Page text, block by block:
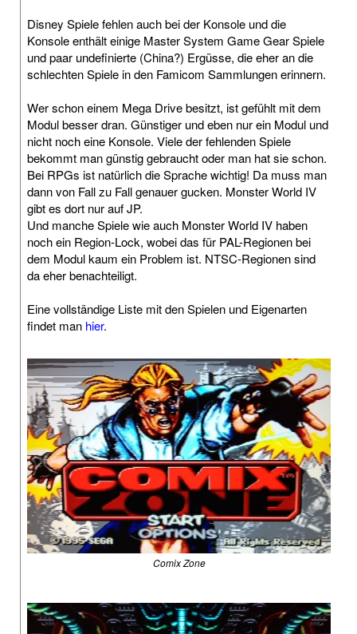
Disney Spiele fehlen auch bei der Konsole und die
Konsole enthält einige Master System Game Gear Spiele
und paar undefinierte (China?) Ergüsse, die eher an die
schlechten Spiele in den Famicom Sammlungen erinnern.
Wer schon einem Mega Drive besitzt, ist gefühlt mit dem
Modul besser dran. Günstiger und eben nur ein Modul und
nicht noch eine Konsole. Viele der fehlenden Spiele
bekommt man günstig gebraucht oder man hat sie schon.
Bei RPGs ist natürlich die Sprache wichtig! Da muss man
dann von Fall zu Fall genauer gucken. Monster World IV
gibt es dort nur auf JP.
Und manche Spiele wie auch Monster World IV haben
noch ein Region-Lock, wobei das für PAL-Regionen bei
dem Modul kaum ein Problem ist. NTSC-Regionen sind
da eher benachteiligt.
Eine vollständige Liste mit den Spielen und Eigenarten
findet man hier.
Comix Zone